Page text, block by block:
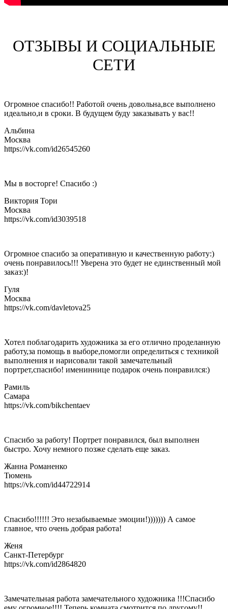
ОТЗЫВЫ И СОЦИАЛЬНЫЕ
СЕТИ
Огромное спасибо!! Работой очень довольна,все выполнено
идеально,и в сроки. В будущем буду заказывать у вас!!
Альбина
Москва
https://vk.com/id26545260
Мы в восторге! Спасибо :)
Виктория Тори
Москва
https://vk.com/id3039518
Огромное спасибо за оперативную и качественную работу:)
очень понравилось!!! Уверена это будет не единственный мой
заказ:)!
Гуля
Москва
https://vk.com/davletova25
Хотел поблагодарить художника за его отлично проделанную
работу,за помощь в выборе,помогли определиться с техникой
выполнения и нарисовали такой замечательный
портрет,спасибо! имениннице подарок очень понравился:)
Рамиль
Самара
https://vk.com/bikchentaev
Спасибо за работу! Портрет понравился, был выполнен
быстро. Хочу немного позже сделать еще заказ.
Жанна Романенко
Тюмень
https://vk.com/id44722914
Спасибо!!!!!! Это незабываемые эмоции!))))))) А самое
главное, что очень добрая работа!
Женя
Санкт-Петербург
https://vk.com/id2864820
Замечательная работа замечательного художника !!!Спасибо